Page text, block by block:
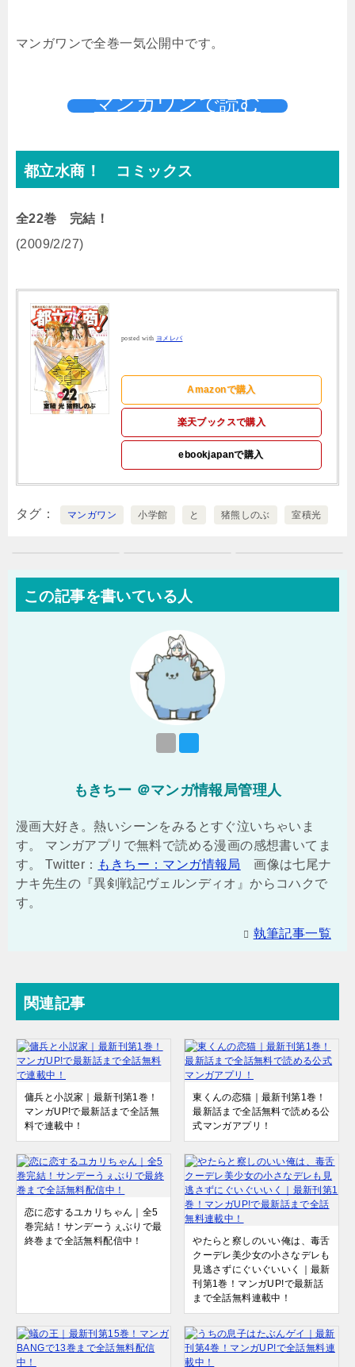
マンガワンで全巻一気公開中です。
マンガワンで読む
都立水商！ コミックス
全22巻 完結！
(2009/2/27)
posted with ヨメレバ
Amazonで購入
楽天ブックスで購入
ebookjapanで購入
タグ マンガワン 小学館 と 猪熊しのぶ 室積光
この記事を書いている人
もきちー ＠マンガ情報局管理人
漫画大好き。熱いシーンをみるとすぐ泣いちゃいま
す。 マンガアプリで無料で読める漫画の感想書いてま
す。 Twitter： もきちー：マンガ情報局
画像は七尾ナ
ナキ先生の『異剣戦記ヴェルンディオ』からコハクで
す。
執筆記事一覧
関連記事
傭兵と小説家｜最新刊第1巻！
マンガUP!で最新話まで全話無
料で連載中！
東くんの恋猫｜最新刊第1巻！
最新話まで全話無料で読める公
式マンガアプリ！
恋に恋するユカリちゃん｜全5
巻完結！サンデーうぇぶりで最
終巻まで全話無料配信中！
やたらと察しのいい俺は、毒舌
クーデレ美少女の小さなデレも
見逃さずにぐいぐいいく｜最新
刊第1巻！マンガUP!で最新話
まで全話無料連載中！